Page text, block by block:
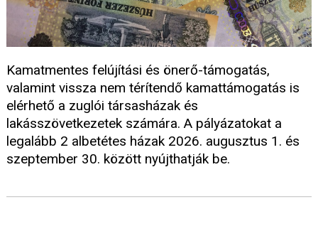
Kamatmentes felújítási és önerő-támogatás,
valamint vissza nem térítendő kamattámogatás is
elérhető a zuglói társasházak és
lakásszövetkezetek számára. A pályázatokat a
legalább 2 albetétes házak 2026. augusztus 1. és
szeptember 30. között nyújthatják be.